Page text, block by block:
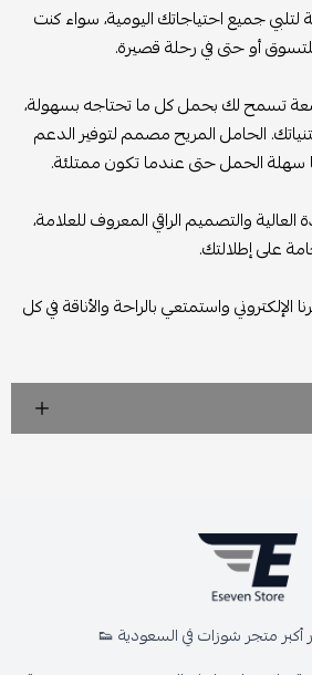
جميع احتياجاتك اليومية، سواء كنت
أو حتى في رحلة قصيرة.
تسمح لك بحمل كل ما تحتاجه بسهولة،
الحامل المريح مصمم لتوفير الدعم
سهلة الحمل حتى عندما تكون ممتلئة.
والتصميم الراقي المعروف للعلامة،
على إطلالتك.
واستمتعي بالراحة والأناقة في كل
متجر شوزات في السعودية 👟